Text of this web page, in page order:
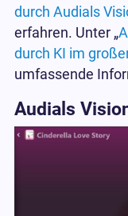
durch Audials
erfahren. Unter „
durch KI im
umfassende
Audials